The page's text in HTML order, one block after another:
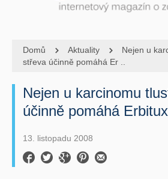
Domů Aktuality
Nejen u
střeva účinně pomáhá Er ..
Nejen u karcinomu
účinně pomáhá Erbitux
13. listopadu 2008